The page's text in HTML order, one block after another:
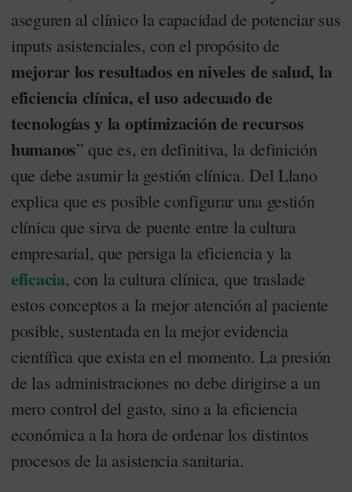
aseguren al clínico la capacidad de potenciar sus
inputs asistenciales, con el propósito de
mejorar los resultados en niveles de salud, la
eficiencia clínica, el uso adecuado de
tecnologías y la optimización de recursos
humanos” que es, en definitiva, la definición
que debe asumir la gestión clínica. Del Llano
explica que es posible configurar una gestión
clínica que sirva de puente entre la cultura
empresarial, que persiga la eficiencia y la
eficacia, con la cultura clínica, que traslade
estos conceptos a la mejor atención al paciente
posible, sustentada en la mejor evidencia
científica que exista en el momento. La presión
de las administraciones no debe dirigirse a un
mero control del gasto, sino a la eficiencia
económica a la hora de ordenar los distintos
procesos de la asistencia sanitaria.